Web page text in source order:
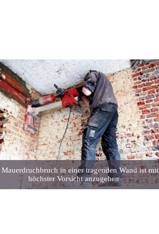
in einer tragenden Wand ist mit
höchster Vorsicht anzugehen